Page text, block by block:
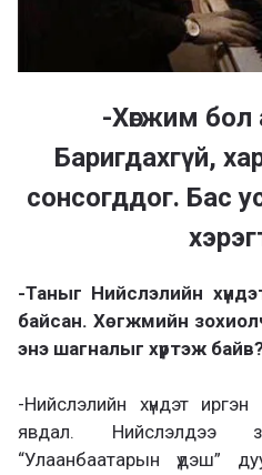
-Хөгжим бол
Баригдахгүй,
сонсогддог. Бас
-Таныг Нийслэлийн
байсан. Хөгжмийн
энэ шагналыг хүртэж
-Нийслэлийн хүндэт
явдал. Нийслэлдээ
“Улаанбаатарын үдэш”